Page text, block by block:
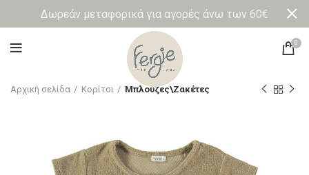
0
Αρχική σελίδα Κορίτσι Μπλούζες\Ζακέτες
Δωρεάν μεταφορικά για αγορές άνω των 60€